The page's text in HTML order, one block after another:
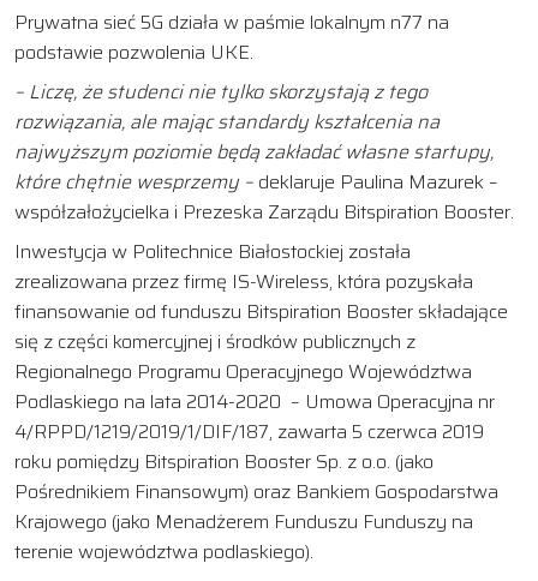
Prywatna sieć 5G działa w paśmie lokalnym n77 na
podstawie pozwolenia UKE.
– Liczę, że studenci nie tylko skorzystają z tego
rozwiązania, ale mając standardy kształcenia na
najwyższym poziomie będą zakładać własne startupy,
które chętnie wesprzemy – deklaruje Paulina Mazurek –
współzałożycielka i Prezeska Zarządu Bitspiration Booster.
Inwestycja w Politechnice Białostockiej została
zrealizowana przez firmę IS-Wireless, która pozyskała
finansowanie od funduszu Bitspiration Booster składające
się z części komercyjnej i środków publicznych z
Regionalnego Programu Operacyjnego Województwa
Podlaskiego na lata 2014-2020 – Umowa Operacyjna nr
4/RPPD/1219/2019/1/DIF/187, zawarta 5 czerwca 2019
roku pomiędzy Bitspiration Booster Sp. z o.o. (jako
Pośrednikiem Finansowym) oraz Bankiem Gospodarstwa
Krajowego (jako Menadżerem Funduszu Funduszy na
terenie województwa podlaskiego).